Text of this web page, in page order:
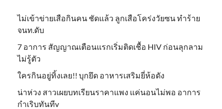
ไม่เข้าข่าย​เสือกินคน ชัดแล้ว ลูกเสือโคร่งวัยซน ทำร้าย
จนท.ดับ
7 อาการ สัญญาณเตือนแรกเริ่มติดเชื้อ HIV ก่อนลุกลาม
ไม่รู้ตัว
ใครกินอยู่ทิ้งเลย!! บุกยึด อาหารเสริมยี่ห้อดัง
น่าห่วง สาวเผยบทเรียนราคาแพง แค่นอนไม่พอ อาการ
กำเริบทันทีv